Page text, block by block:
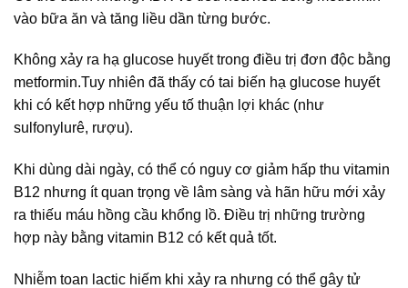
vào bữa ăn và tăng liều dần từng bước.
Không xảy ra hạ glucose huyết trong điều trị đơn độc bằng
metformin.Tuy nhiên đã thấy có tai biến hạ glucose huyết
khi có kết hợp những yếu tố thuận lợi khác (như
sulfonylurê, rượu).
Khi dùng dài ngày, có thể có nguy cơ giảm hấp thu vitamin
B12 nhưng ít quan trọng về lâm sàng và hãn hữu mới xảy
ra thiếu máu hồng cầu khổng lồ. Điều trị những trường
hợp này bằng vitamin B12 có kết quả tốt.
Nhiễm toan lactic hiếm khi xảy ra nhưng có thể gây tử